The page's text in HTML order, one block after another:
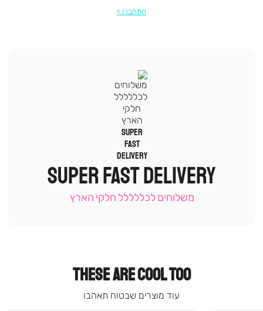
התחברו
|
תומכי
מכירה
-
עמוד
(9)
SUPER FAST DELIVERY
משלוחים לכללללל חלקי הארץ
THESE ARE COOL TOO
עוד מוצרים שבטוח תאהבו